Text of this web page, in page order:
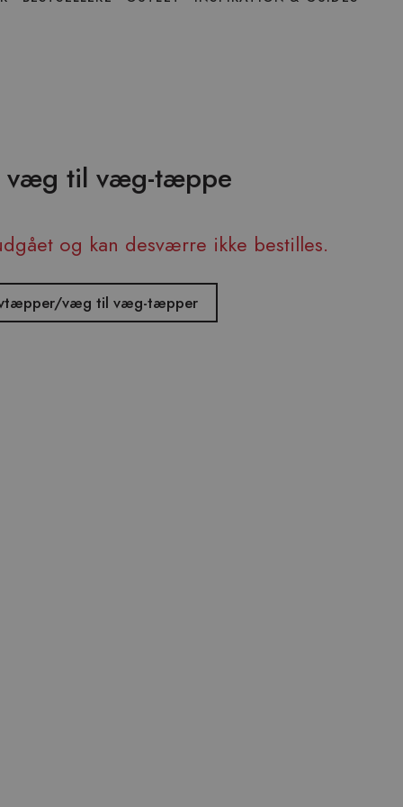
væg til væg-tæppe
og kan desværre ikke bestilles.
væg til væg-tæpper